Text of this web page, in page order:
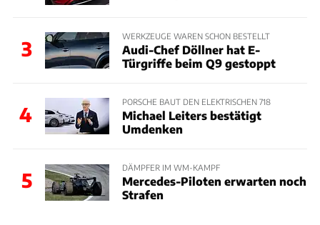
3
WERKZEUGE WAREN SCHON BESTELLT
Audi-Chef Döllner hat E-
Türgriffe beim Q9 gestoppt
4
PORSCHE BAUT DEN ELEKTRISCHEN 718
Michael Leiters bestätigt
Umdenken
5
DÄMPFER IM WM-KAMPF
Mercedes-Piloten erwarten noch
Strafen